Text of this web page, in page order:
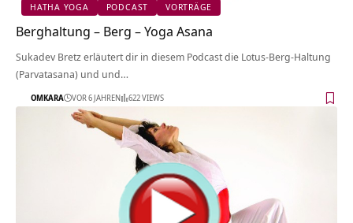
HATHA YOGA PODCAST VORTRÄGE
Berghaltung – Berg – Yoga Asana
Sukadev Bretz erläutert dir in diesem Podcast die Lotus-Berg-Haltung
(Parvatasana) und und…
OMKARA VOR 6 JAHREN 622 VIEWS